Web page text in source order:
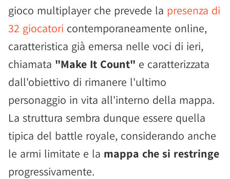
gioco multiplayer che prevede la presenza di
32 giocatori contemporaneamente online,
caratteristica già emersa nelle voci di ieri,
chiamata "Make It Count" e caratterizzata
dall'obiettivo di rimanere l'ultimo
personaggio in vita all'interno della mappa.
La struttura sembra dunque essere quella
tipica del battle royale, considerando anche
le armi limitate e la mappa che si restringe
progressivamente.